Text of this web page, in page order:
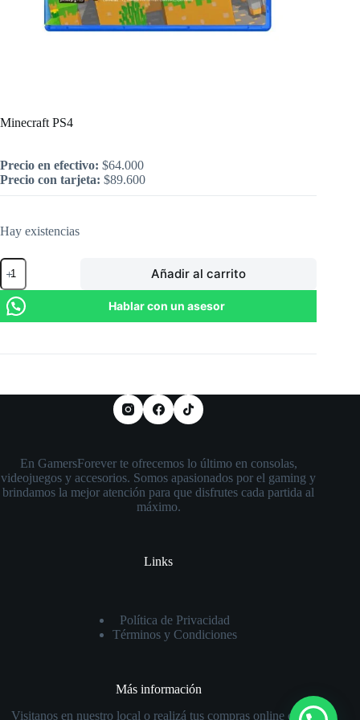
Minecraft PS4
Precio en efectivo: $64.000
Precio con tarjeta: $89.600
Hay existencias
Minecraft
PS4
cantidad
Añadir al carrito
Hablar con un asesor
En GamersForever te ofrecemos lo último en consolas,
videojuegos y accesorios. Somos apasionados por el gaming y
brindamos la mejor atención para que disfrutes cada partida al
máximo.
Links
Política de Privacidad
Términos y Condiciones
Más información
Visitanos en nuestro local o realizá tus compras online con